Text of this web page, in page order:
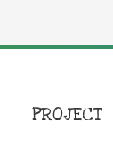
PROJECT